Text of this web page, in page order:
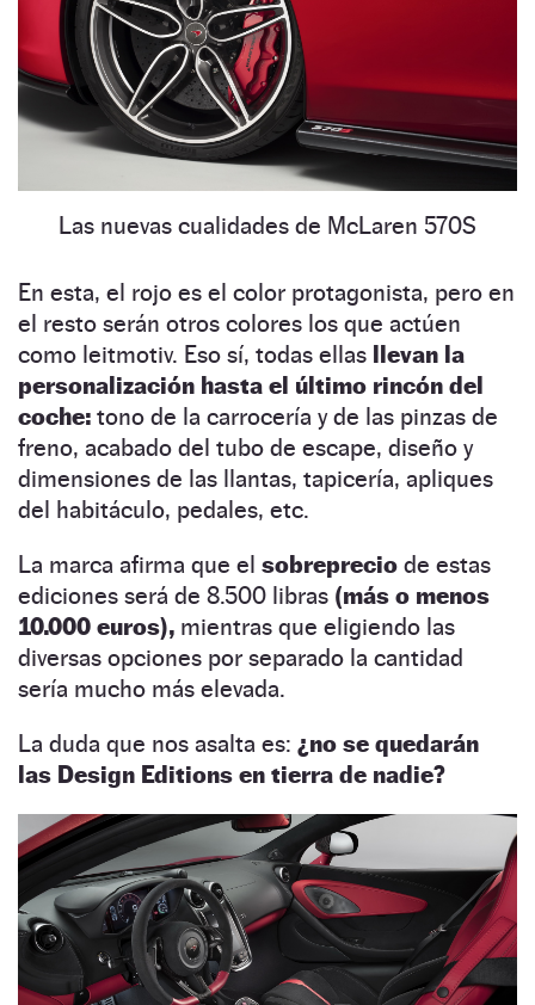
Las nuevas cualidades de McLaren 570S
En esta, el rojo es el color protagonista, pero en
el resto serán otros colores los que actúen
como leitmotiv. Eso sí, todas ellas llevan la
personalización hasta el último rincón del
coche: tono de la carrocería y de las pinzas de
freno, acabado del tubo de escape, diseño y
dimensiones de las llantas, tapicería, apliques
del habitáculo, pedales, etc.
La marca afirma que el sobreprecio de estas
ediciones será de 8.500 libras (más o menos
10.000 euros), mientras que eligiendo las
diversas opciones por separado la cantidad
sería mucho más elevada.
La duda que nos asalta es: ¿no se quedarán
las Design Editions en tierra de nadie?